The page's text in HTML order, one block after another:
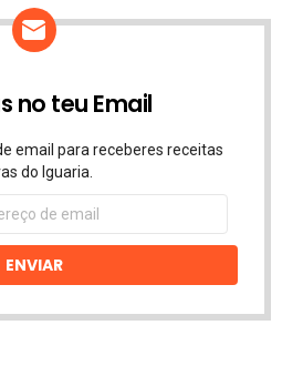
no teu Email
email para receberes receitas
do Iguaria.
ENVIAR